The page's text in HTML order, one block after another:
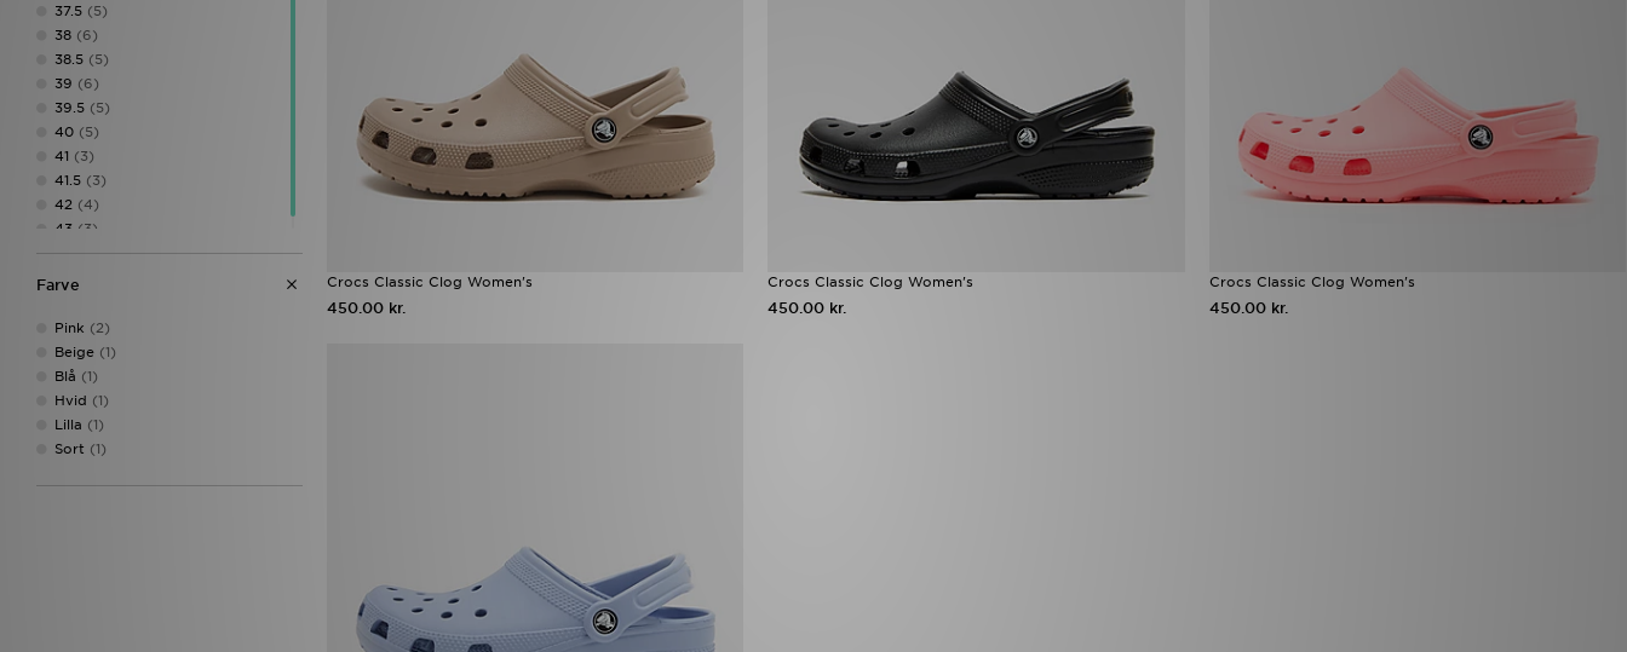
37.5 (5)
38 (6)
38.5 (5)
39 (6)
39.5 (5)
40 (5)
41 (3)
41.5 (3)
42 (4)
43 (3)
Farve
Pink (2)
Beige (1)
Blå (1)
Hvid (1)
Lilla (1)
Sort (1)
Crocs Classic Clog Women's
450.00 kr.
Crocs Classic Clog Women's
450.00 kr.
Crocs Classic Clog Women's
450.00 kr.